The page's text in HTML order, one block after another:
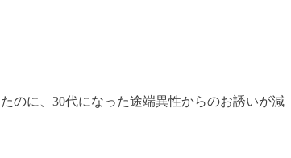
のに、30代になった途端異性からのお誘いが減